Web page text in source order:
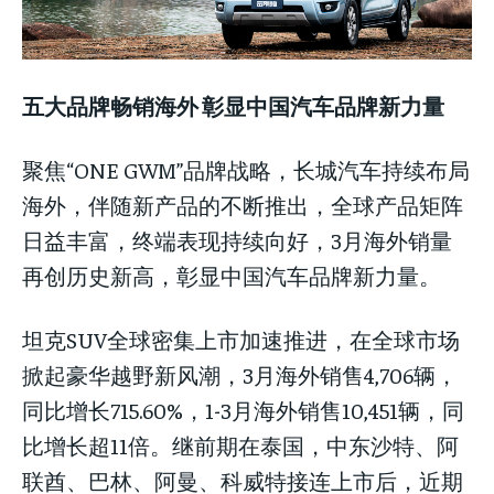
五大品牌畅销海外 彰显中国汽车品牌新力量
聚焦“ONE GWM”品牌战略，长城汽车持续布局
海外，伴随新产品的不断推出，全球产品矩阵
日益丰富，终端表现持续向好，3月海外销量
再创历史新高，彰显中国汽车品牌新力量。
坦克SUV全球密集上市加速推进，在全球市场
掀起豪华越野新风潮，3月海外销售4,706辆，
同比增长715.60%，1-3月海外销售10,451辆，同
比增长超11倍。继前期在泰国，中东沙特、阿
联酋、巴林、阿曼、科威特接连上市后，近期